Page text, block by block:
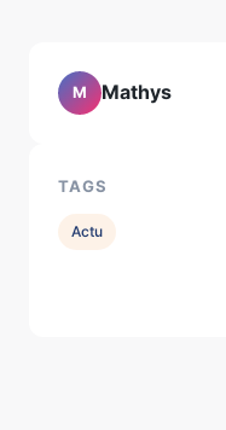
M Mathys
TAGS
Actu